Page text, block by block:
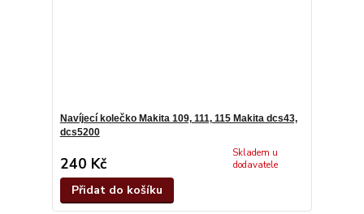
Navíjecí kolečko Makita 109, 111, 115 Makita dcs43,
dcs5200
240 Kč
Skladem u
dodavatele
Přidat do košíku